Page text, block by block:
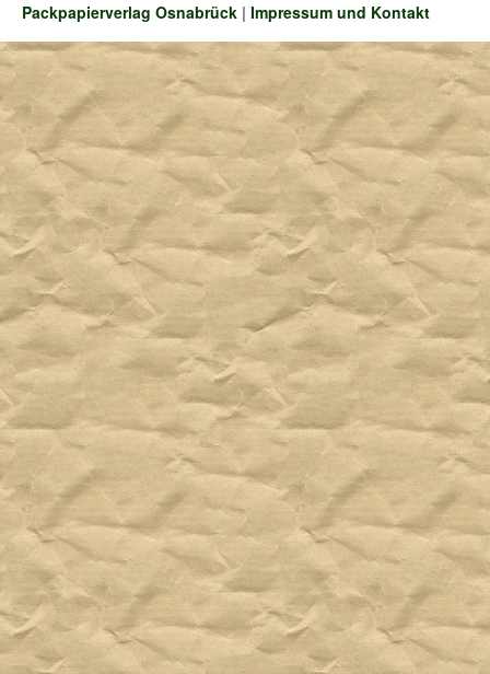
Packpapierverlag Osnabrück | Impressum und Kontakt